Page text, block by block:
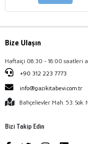
Bize Ulaşın
Haftaiçi 08:30 - 18:00 saatleri
+90 312 223 7773
info@gazikitabevi.com.tr
Bahçelievler Mah. 53.
Bizi Takip Edin